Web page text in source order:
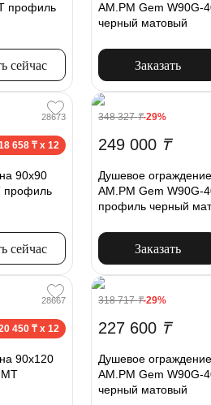
профиль
сейчас
AM.PM Gem W90G-
черный матовый
Заказать
28673
658 ₸ x 12
90x90
профиль
сейчас
348 327₸-29%
249 000 ₸
Душевое
AM.PM Gem W90G-
профиль черный
Заказать
28667
450 ₸ x 12
90x120
318 717₸-29%
227 600 ₸
Душевое
AM.PM Gem W90G-
черный матовый